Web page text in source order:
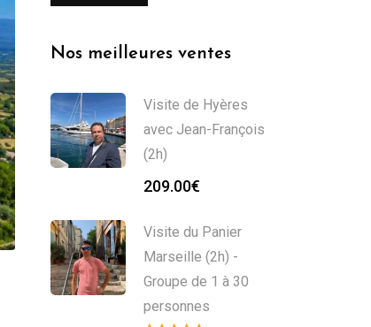
Nos meilleures ventes
Visite de Hyères
avec Jean-François
(2h)
209.00€
Visite du Panier
Marseille (2h) -
Groupe de 1 à 30
personnes